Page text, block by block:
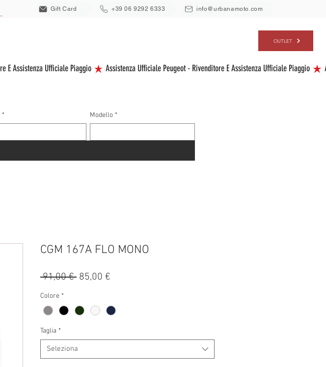
Gift Card +39 06 9292 6333 info@urbanamoto.com
OUTLET
* Modello *
CGM 167A FLO MONO
91,00 € Prezzo
85,00 €
Colore *
Taglia *
Seleziona